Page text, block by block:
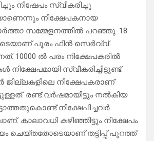
നിഷേപം സ്വീകരിച്ചു
നിക്ഷേപകനായ
സമ്മേളനത്തിൽ പറഞ്ഞു. 18
പൂരം ഫിൻ സെർവ്വ്
10000 ൽ പരം നിക്ഷേപകരിൽ
നിക്ഷേപമായി സ്വീകരിച്ചിട്ടുണ്ട്.
നിക്ഷേപകരാണ്
രണ്ട് വർഷമായിട്ടും നൽകിയ
നിക്ഷേപിച്ചവർ
കാലാവധി കഴിഞ്ഞിട്ടും നിക്ഷേപം
ചെയ്തതോടെയാണ് തട്ടിപ്പ് പുറത്ത്